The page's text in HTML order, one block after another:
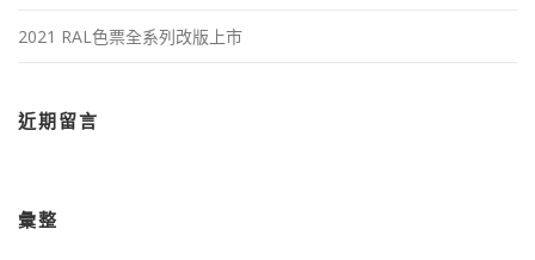
2021 RAL色票全系列改版上市
近期留言
彙整